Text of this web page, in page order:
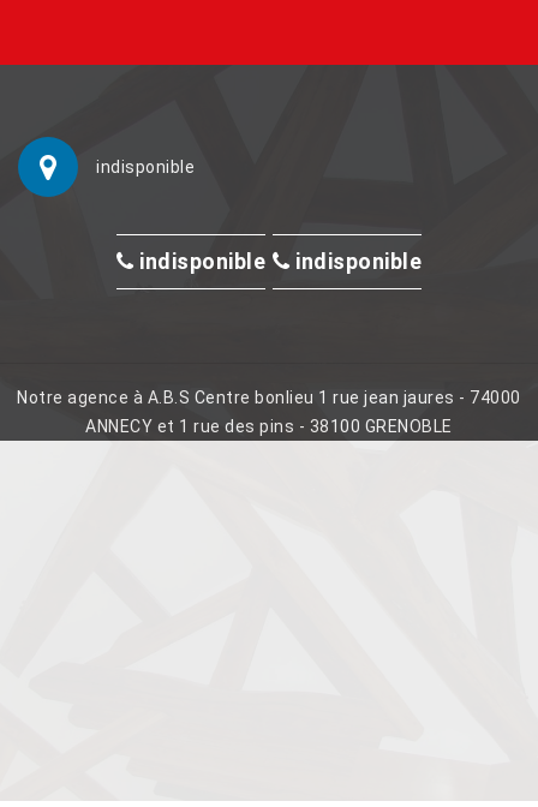
indisponible
indisponible indisponible
Notre agence à A.B.S Centre bonlieu 1 rue jean jaures - 74000
ANNECY et 1 rue des pins - 38100 GRENOBLE